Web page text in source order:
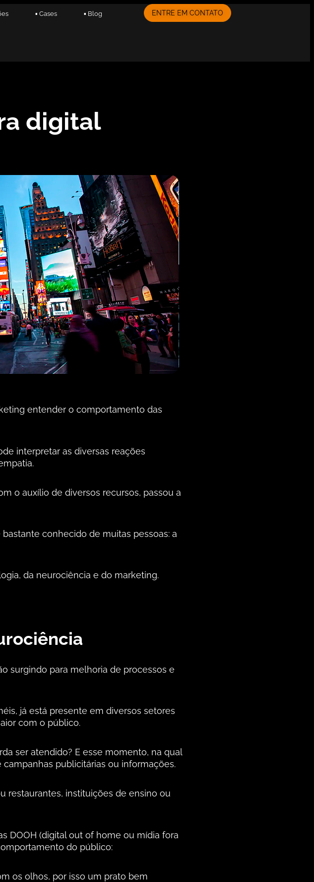
▪ Cases ▪ Blog ENTRE EM CONTATO
digital
entender o comportamento das
interpretar as diversas reações
o auxílio de diversos recursos, passou a
conhecido de muitas pessoas: a
da neurociência e do marketing.
surgindo para melhoria de processos e
já está presente em diversos setores
com o público.
ser atendido? E esse momento, na qual
publicitárias ou informações.
restaurantes, instituições de ensino ou
DOOH (digital out of home ou mídia fora
do público:
os olhos, por isso um prato bem